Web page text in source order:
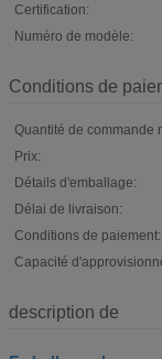
Certification:
Numéro de modèle:
Conditions de
Quantité de commande
Prix:
Détails d'emballage:
Délai de livraison:
Conditions de paiement:
Capacité
description de